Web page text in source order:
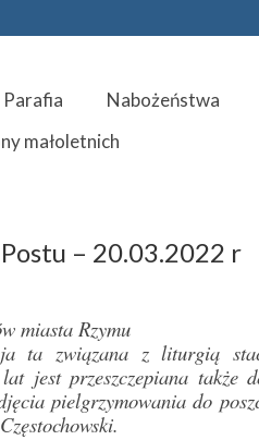
Parafia Nabożeństwa
małoletnich
– 20.03.2022 r
miasta Rzymu
ta związana z liturgią
jest przeszczepiana także
pielgrzymowania do